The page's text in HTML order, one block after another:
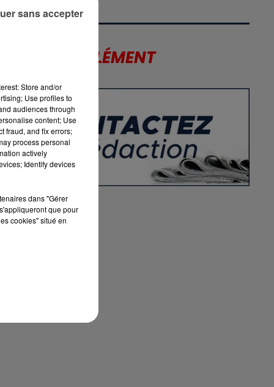
LE SUPPLÉMENT
Store and/or
Use profiles to
audiences through
content; Use
fraud, and fix errors;
process personal
actively
Identify devices
dans "Gérer
que pour
cookies" situé en
sans accepter